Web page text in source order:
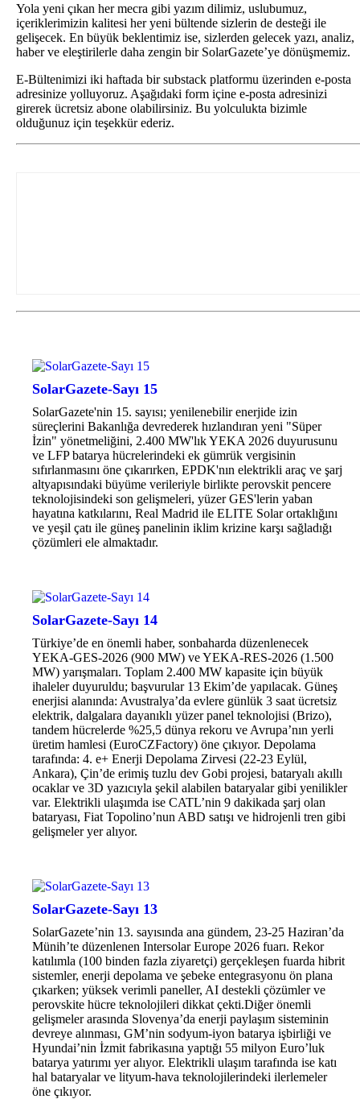
Yola yeni çıkan her mecra gibi yazım dilimiz, uslubumuz,
içeriklerimizin kalitesi her yeni bültende sizlerin de desteği ile
gelişecek. En büyük beklentimiz ise, sizlerden gelecek yazı, analiz,
haber ve eleştirilerle daha zengin bir SolarGazete’ye dönüşmemiz.
E-Bültenimizi iki haftada bir substack platformu üzerinden e-posta
adresinize yolluyoruz. Aşağıdaki form içine e-posta adresinizi
girerek ücretsiz abone olabilirsiniz. Bu yolculukta bizimle
olduğunuz için teşekkür ederiz.
SolarGazete-Sayı 15
SolarGazete'nin 15. sayısı; yenilenebilir enerjide izin
süreçlerini Bakanlığa devrederek hızlandıran yeni "Süper
İzin" yönetmeliğini, 2.400 MW'lık YEKA 2026 duyurusunu
ve LFP batarya hücrelerindeki ek gümrük vergisinin
sıfırlanmasını öne çıkarırken, EPDK'nın elektrikli araç ve şarj
altyapısındaki büyüme verileriyle birlikte perovskit pencere
teknolojisindeki son gelişmeleri, yüzer GES'lerin yaban
hayatına katkılarını, Real Madrid ile ELITE Solar ortaklığını
ve yeşil çatı ile güneş panelinin iklim krizine karşı sağladığı
çözümleri ele almaktadır.
SolarGazete-Sayı 14
Türkiye’de en önemli haber, sonbaharda düzenlenecek
YEKA-GES-2026 (900 MW) ve YEKA-RES-2026 (1.500
MW) yarışmaları. Toplam 2.400 MW kapasite için büyük
ihaleler duyuruldu; başvurular 13 Ekim’de yapılacak. Güneş
enerjisi alanında: Avustralya’da evlere günlük 3 saat ücretsiz
elektrik, dalgalara dayanıklı yüzer panel teknolojisi (Brizo),
tandem hücrelerde %25,5 dünya rekoru ve Avrupa’nın yerli
üretim hamlesi (EuroCZFactory) öne çıkıyor. Depolama
tarafında: 4. e+ Enerji Depolama Zirvesi (22-23 Eylül,
Ankara), Çin’de erimiş tuzlu dev Gobi projesi, bataryalı akıllı
ocaklar ve 3D yazıcıyla şekil alabilen bataryalar gibi yenilikler
var. Elektrikli ulaşımda ise CATL’nin 9 dakikada şarj olan
bataryası, Fiat Topolino’nun ABD satışı ve hidrojenli tren gibi
gelişmeler yer alıyor.
SolarGazete-Sayı 13
SolarGazete’nin 13. sayısında ana gündem, 23-25 Haziran’da
Münih’te düzenlenen Intersolar Europe 2026 fuarı. Rekor
katılımla (100 binden fazla ziyaretçi) gerçekleşen fuarda hibrit
sistemler, enerji depolama ve şebeke entegrasyonu ön plana
çıkarken; yüksek verimli paneller, AI destekli çözümler ve
perovskite hücre teknolojileri dikkat çekti.Diğer önemli
gelişmeler arasında Slovenya’da enerji paylaşım sisteminin
devreye alınması, GM’nin sodyum-iyon batarya işbirliği ve
Hyundai’nin İzmit fabrikasına yaptığı 55 milyon Euro’luk
batarya yatırımı yer alıyor. Elektrikli ulaşım tarafında ise katı
hal bataryalar ve lityum-hava teknolojilerindeki ilerlemeler
öne çıkıyor.